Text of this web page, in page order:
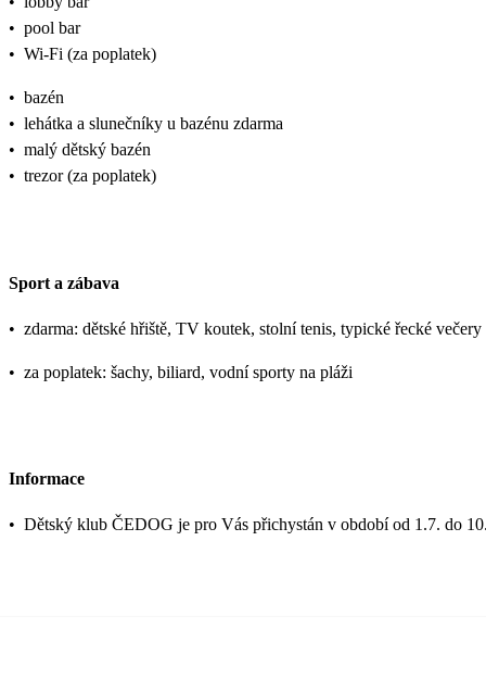
• pool bar
• Wi-Fi (za poplatek)
• bazén
• lehátka a slunečníky u bazénu zdarma
• malý dětský bazén
• trezor (za poplatek)
Sport a zábava
• zdarma: dětské hřiště, TV koutek, stolní tenis, typické řecké
• za poplatek: šachy, biliard, vodní sporty na pláži
Informace
• Dětský klub ČEDOG je pro Vás přichystán v období od 1.7. do